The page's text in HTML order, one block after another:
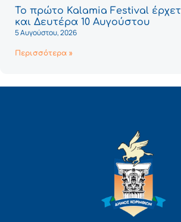
Το πρώτο Kalamia Festival
και Δευτέρα 10 Αυγούστου
5 Αυγούστου, 2026
Περισσότερα »